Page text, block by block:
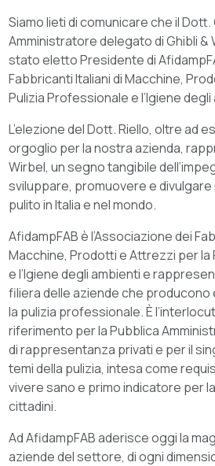
Siamo lieti di comunicare che il
Amministratore delegato di Ghibli &
stato eletto Presidente di
Fabbricanti Italiani di Macchine,
Pulizia Professionale e l’Igiene
L’elezione del Dott. Riello, oltre ad
orgoglio per la nostra azienda,
Wirbel, un segno tangibile
sviluppare, promuovere e divulgare
pulito in Italia e nel mondo.
AfidampFAB è l’Associazione dei
Macchine, Prodotti e Attrezzi per la
e l’Igiene degli ambienti e
filiera delle aziende che
la pulizia professionale. È
riferimento per la Pubblica
di rappresentanza privati e per il
temi della pulizia, intesa come
vivere sano e primo indicatore per
cittadini.
Ad AfidampFAB aderisce oggi la
aziende del settore, di ogni